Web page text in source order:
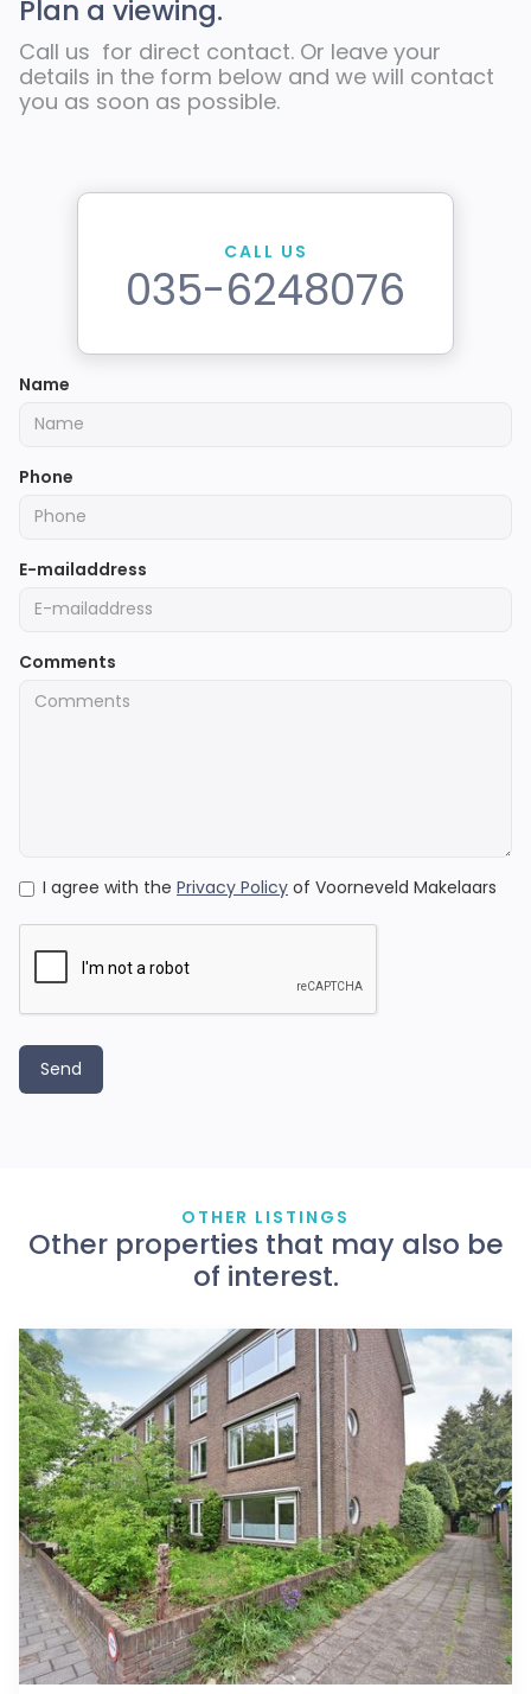
Plan a viewing.
Call us for direct contact. Or leave your
details in the form below and we will contact
you as soon as possible.
CALL US
035-6248076
Name
Phone
E-mailaddress
Comments
I agree with the Privacy Policy of Voorneveld Makelaars
OTHER LISTINGS
Other properties that may also be
of interest.